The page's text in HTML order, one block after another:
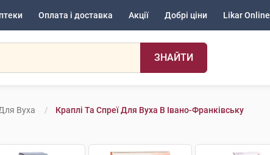
Оплата і доставка Акції Добрі ціни Likar Online
ЗНАЙТИ
Вуха Краплі Та Спреї Для Вуха В Івано-Франківську